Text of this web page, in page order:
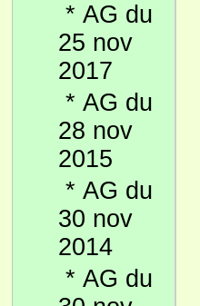
* AG du
25 nov
2017
* AG du
28 nov
2015
* AG du
30 nov
2014
* AG du